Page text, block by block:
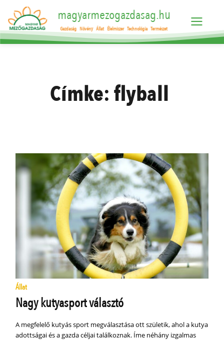
magyarmezogazdasag.hu
Gazdaság Növény Állat Élelmiszer Technológia Természet
Címke:flyball
Állat
Nagy kutyasport választó
A megfelelő kutyás sport megválasztása ott születik, ahol a kutya
adottságai és a gazda céljai találkoznak. Íme néhány izgalmas